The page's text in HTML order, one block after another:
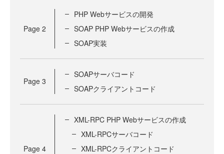
Page 2
PHP Webサービスの開発
SOAP PHP Webサービスの作成
SOAP実装
Page 3
SOAPサーバコード
SOAPクライアントコード
Page 4
XML-RPC PHP Webサービスの作成
XML-RPCサーバコード
XML-RPCクライアントコード